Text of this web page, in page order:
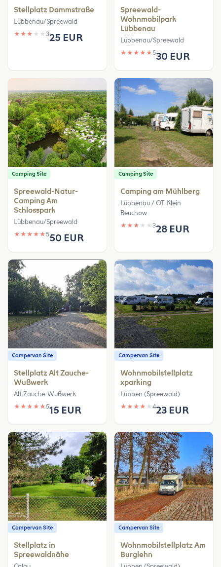
Stellplatz Dammstraße
Lübbenau/Spreewald
★ ★ ★ ★ ★ 325 EUR
Spreewald-
Wohnmobilpark
Lübbenau
Lübbenau/Spreewald
★ ★ ★ ★ ★530 EUR
Camping Site
Spreewald-Natur-
Camping Am
Schlosspark
Lübbenau/Spreewald
★ ★ ★ ★ ★550 EUR
Camping Site
Camping am Mühlberg
Lübbenau / OT Klein
Beuchow
★ ★ ★ ★ ★ 328 EUR
Campervan Site
Stellplatz Alt Zauche-
Wußwerk
Alt Zauche-Wußwerk
★ ★ ★ ★ ★515 EUR
Campervan Site
Wohnmobilstellplatz
xparking
Lübben (Spreewald)
★ ★ ★ ★ ★ 423 EUR
Campervan Site
Stellplatz in
Spreewaldnähe
Campervan Site
Wohnmobilstellplatz Am
Burglehn